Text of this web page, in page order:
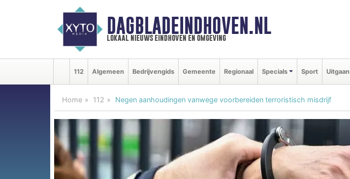
DAGBLADEINDHOVEN.NL
lokaal nieuws eindhoven en omgeving
112 Algemeen Bedrijvengids Gemeente Regionaal Specials Sport Uitgaan
Home 112 Negen aanhoudingen vanwege voorbereiden terroristisch misdrijf